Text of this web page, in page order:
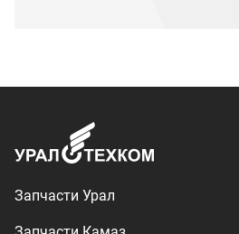
Доставка и оплата
utkm@mail.ru